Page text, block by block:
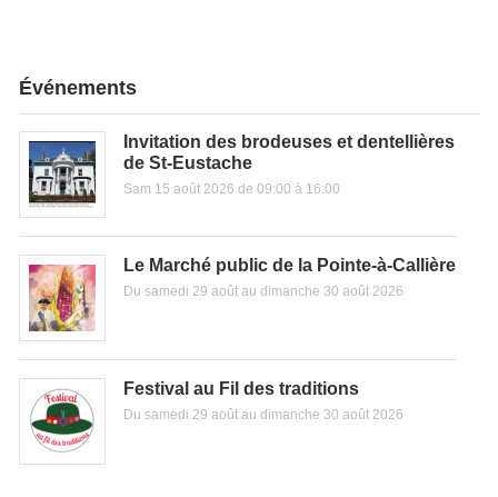
Événements
Invitation des brodeuses et dentellières
de St-Eustache
Sam 15 août 2026 de 09:00 à 16:00
Le Marché public de la Pointe-à-Callière
Du samedi 29 août au dimanche 30 août 2026
Festival au Fil des traditions
Du samedi 29 août au dimanche 30 août 2026